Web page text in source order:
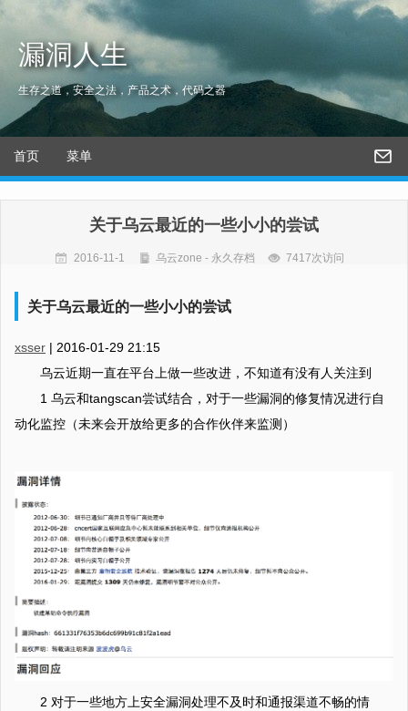
漏洞人生
生存之道，安全之法，产品之术，代码之器
首页 菜单
关于乌云最近的一些小小的尝试
2016-11-1 乌云zone - 永久存档 7417次访问
关于乌云最近的一些小小的尝试
xsser | 2016-01-29 21:15
乌云近期一直在平台上做一些改进，不知道有没有人关注到
1 乌云和tangscan尝试结合，对于一些漏洞的修复情况进行自
动化监控（未来会开放给更多的合作伙伴来监测）
2 对于一些地方上安全漏洞处理不及时和通报渠道不畅的情